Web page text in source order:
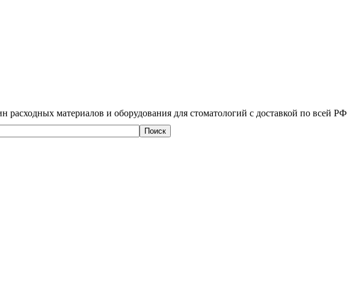
расходных материалов и оборудования для стоматологий с доставкой по всей РФ